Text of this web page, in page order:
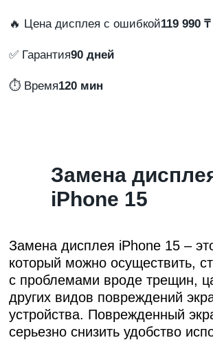
🔥 Цена дисплея с ошибкой119 990 ₸
✅ Гарантия90 дней
⏱️ Время120 мин
Замена
iPhone 15
Замена дисплея iPhone 15 –
который можно осуществить,
с проблемами вроде трещин,
других видов повреждений
устройства. Поврежденный
серьезно снизить удобство